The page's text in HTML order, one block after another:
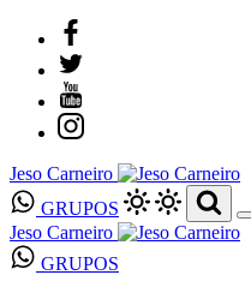
Jeso Carneiro
GRUPOS
Jeso Carneiro
GRUPOS